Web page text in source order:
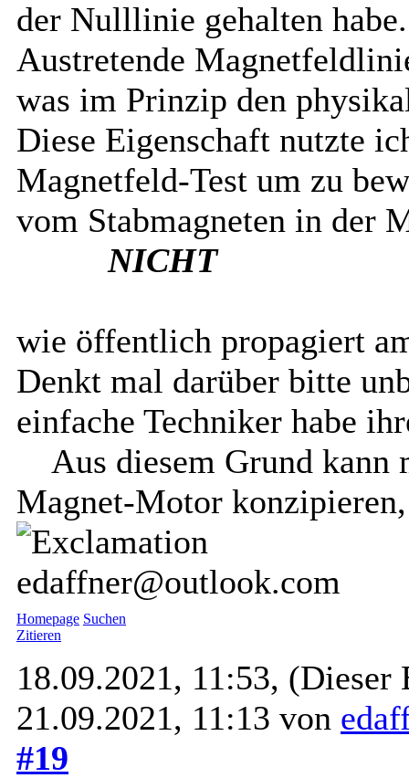
der Nulllinie gehalten habe.
Austretende
was im Prinzip den
Diese Eigenschaft nutzte
Magnetfeld-Test um zu
vom Stabmagneten in der
NICHT
wie öffentlich propagiert
Denkt mal darüber bitte
einfache Techniker habe
Aus diesem Grund kann
Magnet-Motor
edaffner@outlook.com
Homepage Suchen
Zitieren
18.09.2021, 11:53, (Dieser
21.09.2021, 11:13 von
#19